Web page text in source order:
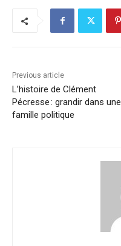
Previous article
L’histoire de Clément
Pécresse : grandir dans une
famille politique